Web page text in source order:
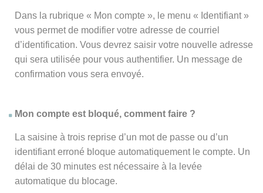
Dans la rubrique « Mon compte », le menu « Identifiant »
vous permet de modifier votre adresse de courriel
d’identification. Vous devrez saisir votre nouvelle adresse
qui sera utilisée pour vous authentifier. Un message de
confirmation vous sera envoyé.
Mon compte est bloqué, comment faire ?
La saisine à trois reprise d’un mot de passe ou d’un
identifiant erroné bloque automatiquement le compte. Un
délai de 30 minutes est nécessaire à la levée
automatique du blocage.